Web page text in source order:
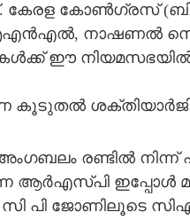
കോണ്‍ഗ്രസ്
നാഷണല്‍
ഈ
കൂടുതല്‍
രണ്ടില്‍
ആര്‍എസ്‌പി ഇപ്പോള്‍
പി ജോണിലൂടെ